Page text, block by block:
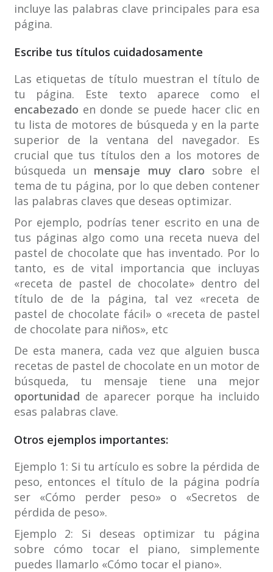
incluye las palabras clave principales para esa
página.
Escribe tus títulos cuidadosamente
Las etiquetas de título muestran el título de
tu página. Este texto aparece como el
encabezado en donde se puede hacer clic en
tu lista de motores de búsqueda y en la parte
superior de la ventana del navegador. Es
crucial que tus títulos den a los motores de
búsqueda un mensaje muy claro sobre el
tema de tu página, por lo que deben contener
las palabras claves que deseas optimizar.
Por ejemplo, podrías tener escrito en una de
tus páginas algo como una receta nueva del
pastel de chocolate que has inventado. Por lo
tanto, es de vital importancia que incluyas
«receta de pastel de chocolate» dentro del
título de de la página, tal vez «receta de
pastel de chocolate fácil» o «receta de pastel
de chocolate para niños», etc
De esta manera, cada vez que alguien busca
recetas de pastel de chocolate en un motor de
búsqueda, tu mensaje tiene una mejor
oportunidad de aparecer porque ha incluido
esas palabras clave.
Otros ejemplos importantes:
Ejemplo 1: Si tu artículo es sobre la pérdida de
peso, entonces el título de la página podría
ser «Cómo perder peso» o «Secretos de
pérdida de peso».
Ejemplo 2: Si deseas optimizar tu página
sobre cómo tocar el piano, simplemente
puedes llamarlo «Cómo tocar el piano».